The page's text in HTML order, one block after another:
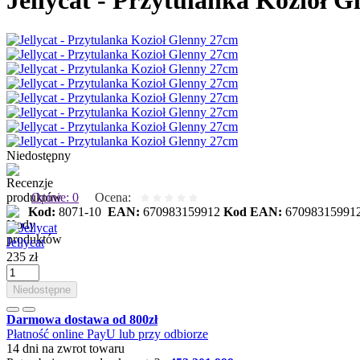
Niedostępny
Opinie: 0
Ocena:
Kod: 8071-10 EAN: 670983159912 Kod EAN:
Jellycat
235 zł
Niedostępne
Darmowa dostawa od 800zł
Płatność online PayU lub przy odbiorze
14 dni na zwrot towaru